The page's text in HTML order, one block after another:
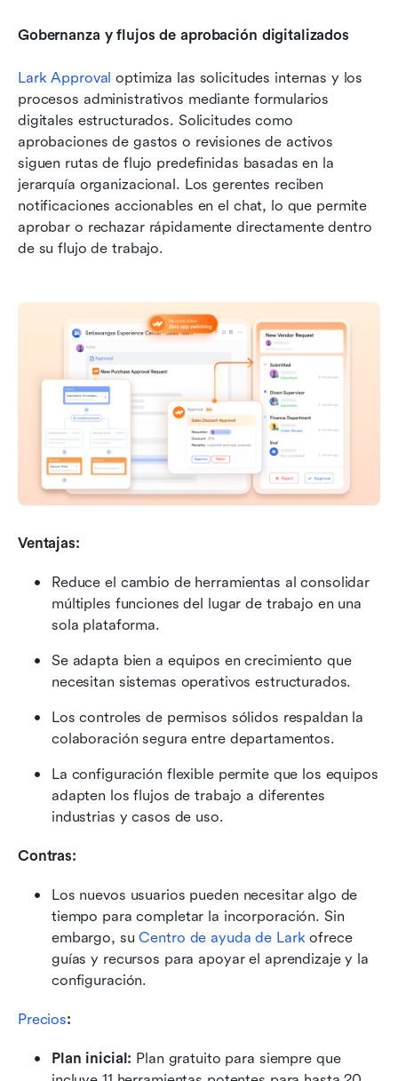
Gobernanza y flujos de aprobación digitalizados
Lark Approval optimiza las solicitudes internas y los
procesos administrativos mediante formularios
digitales estructurados. Solicitudes como
aprobaciones de gastos o revisiones de activos
siguen rutas de flujo predefinidas basadas en la
jerarquía organizacional. Los gerentes reciben
notificaciones accionables en el chat, lo que permite
aprobar o rechazar rápidamente directamente dentro
de su flujo de trabajo.
Ventajas:
Reduce el cambio de herramientas al consolidar
múltiples funciones del lugar de trabajo en una
sola plataforma.
Se adapta bien a equipos en crecimiento que
necesitan sistemas operativos estructurados.
Los controles de permisos sólidos respaldan la
colaboración segura entre departamentos.
La configuración flexible permite que los equipos
adapten los flujos de trabajo a diferentes
industrias y casos de uso.
Contras:
Los nuevos usuarios pueden necesitar algo de
tiempo para completar la incorporación. Sin
embargo, su Centro de ayuda de Lark ofrece
guías y recursos para apoyar el aprendizaje y la
configuración.
Precios:
Plan inicial: Plan gratuito para siempre que